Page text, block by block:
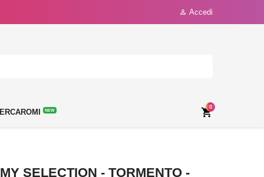
 Accedi
NEW 
0
SELECTION - TORMENTO -